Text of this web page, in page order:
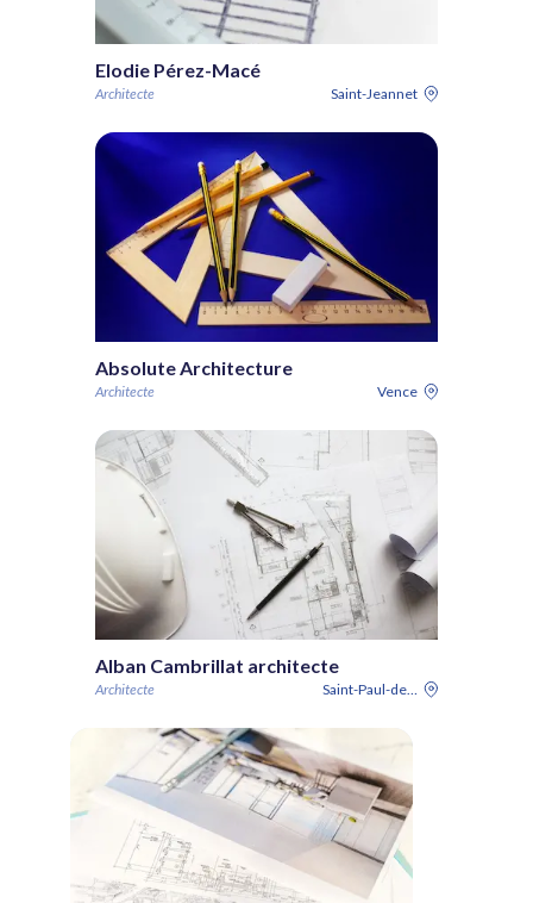
Elodie Pérez-Macé
Architecte Saint-Jeannet
Absolute Architecture
Architecte Vence
Alban Cambrillat architecte
Architecte Saint-Paul-de-Vence